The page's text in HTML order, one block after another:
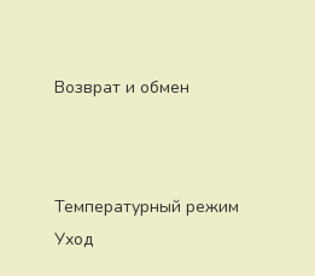
Возврат и обмен
Температурный режим
Уход